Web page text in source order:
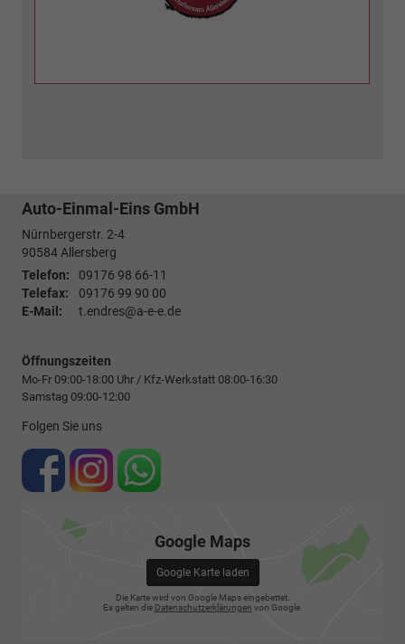
Auto-Einmal-Eins GmbH
Nürnbergerstr. 2-4
90584Allersberg
Telefon:
09176 98 66-11
Telefax:
09176 99 90 00
E-Mail:
t.endres@a-e-e.de
Öffnungszeiten
Mo-Fr 09:00-18:00 Uhr / Kfz-Werkstatt 08:00-16:30
Samstag 09:00-12:00
Folgen Sie uns
Google Maps
Google Karte laden
Die Karte wird von Google Maps eingebettet.
Es gelten die Datenschutzerklärungen von Google.